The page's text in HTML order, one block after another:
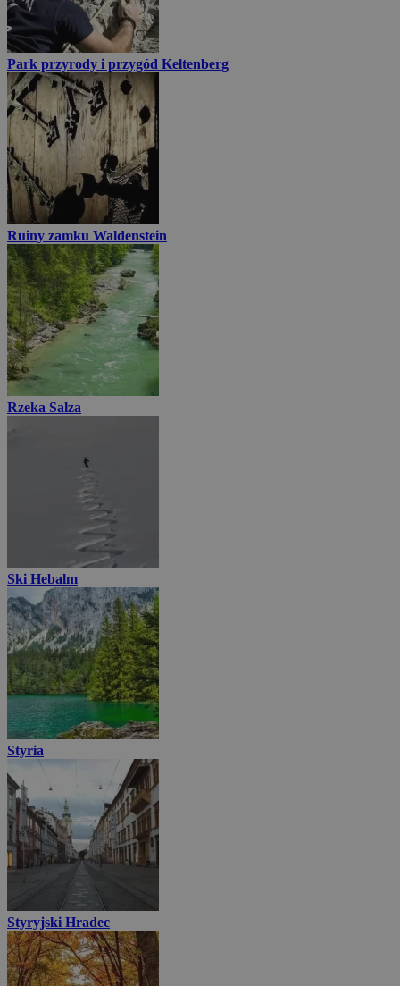
Park przyrody i przygód Keltenberg
Ruiny zamku Waldenstein
Rzeka Salza
Ski Hebalm
Styria
Styryjski Hradec